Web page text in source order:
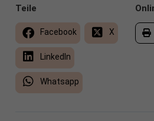
Teile
Facebook X
LinkedIn
Whatsapp